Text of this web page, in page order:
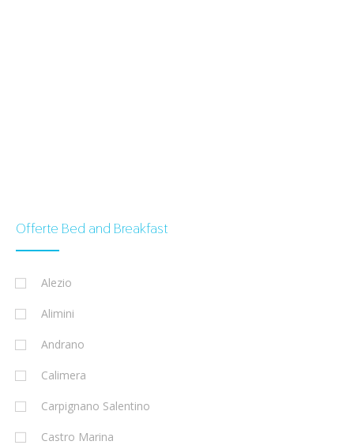
Offerte Bed and Breakfast
Alezio
Alimini
Andrano
Calimera
Carpignano Salentino
Castro Marina